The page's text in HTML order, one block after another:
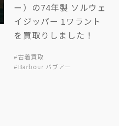
ー）の74年製 ソルウェ
イジッパー 1ワラント
を買取りしました！
#古着買取
#Barbour バブアー